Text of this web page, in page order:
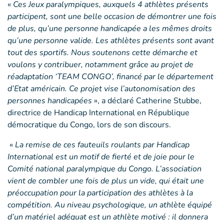
« Ces Jeux paralympiques, auxquels 4 athlètes présents
participent, sont une belle occasion de démontrer une fois
de plus, qu’une personne handicapée a les mêmes droits
qu’une personne valide. Les athlètes présents sont avant
tout des sportifs. Nous soutenons cette démarche et
voulons y contribuer, notamment grâce au projet de
réadaptation ‘TEAM CONGO’, financé par le département
d’Etat américain. Ce projet vise l’autonomisation des
personnes handicapées », a déclaré Catherine Stubbe,
directrice de Handicap International en République
démocratique du Congo, lors de son discours.
« La remise de ces fauteuils roulants par Handicap
International est un motif de fierté et de joie pour le
Comité national paralympique du Congo. L’association
vient de combler une fois de plus un vide, qui était une
préoccupation pour la participation des athlètes à la
compétition. Au niveau psychologique, un athlète équipé
d’un matériel adéquat est un athlète motivé : il donnera